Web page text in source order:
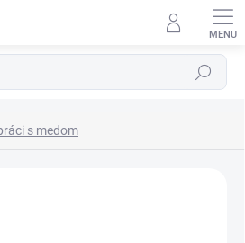
Hľadať
s medom